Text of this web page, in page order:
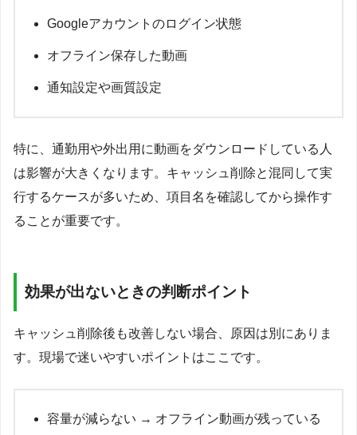
Googleアカウントのログイン状態
オフライン保存した動画
通知設定や画質設定
特に、通勤用や外出用に動画をダウンロードしている人
は影響が大きくなります。キャッシュ削除と混同して実
行するケースが多いため、項目名を確認してから操作す
ることが重要です。
効果が出ないときの判断ポイント
キャッシュ削除後も改善しない場合、原因は別にありま
す。現場で迷いやすいポイントはここです。
容量が減らない → オフライン動画が残っている